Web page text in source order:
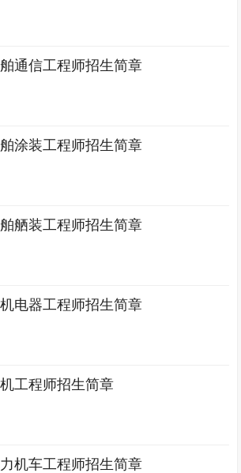
通信工程师招生简章
涂装工程师招生简章
舾装工程师招生简章
电器工程师招生简章
工程师招生简章
机车工程师招生简章